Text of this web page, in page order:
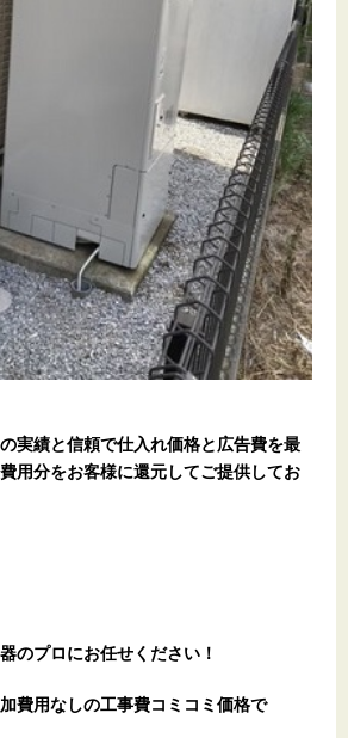
実績と信頼で仕入れ価格と広告費を最
用分をお客様に還元してご提供してお
のプロにお任せください！
費用なしの工事費コミコミ価格で